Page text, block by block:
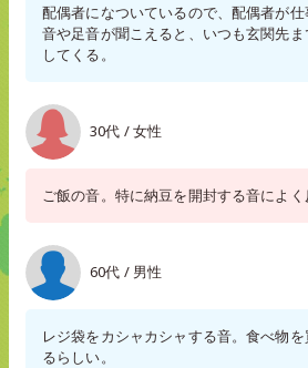
配偶者になついているので、配偶者が
音や足音が聞こえると、いつも玄関先
してくる。
30代 / 女性
ご飯の音。特に納豆を開封する音によく
60代 / 男性
レジ袋をカシャカシャする音。食べ物
るらしい。